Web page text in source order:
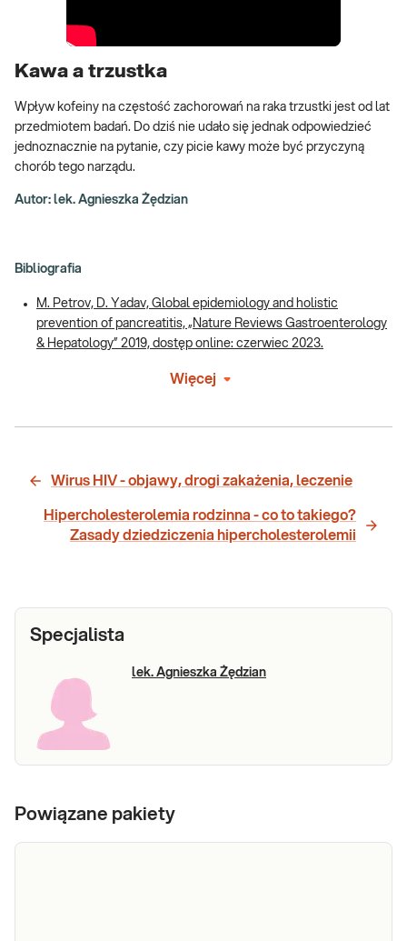
Kawa a trzustka
Wpływ kofeiny na częstość zachorowań na raka trzustki jest od lat
przedmiotem badań. Do dziś nie udało się jednak odpowiedzieć
jednoznacznie na pytanie, czy picie kawy może być przyczyną
chorób tego narządu.
Autor: lek. Agnieszka Żędzian
Bibliografia
M. Petrov, D. Yadav, Global epidemiology and holistic
prevention of pancreatitis, „Nature Reviews Gastroenterology
& Hepatology” 2019, dostęp online: czerwiec 2023.
Więcej
Wirus HIV - objawy, drogi zakażenia, leczenie
Hipercholesterolemia rodzinna - co to takiego?
Zasady dziedziczenia hipercholesterolemii
Specjalista
lek. Agnieszka Żędzian
Powiązane pakiety